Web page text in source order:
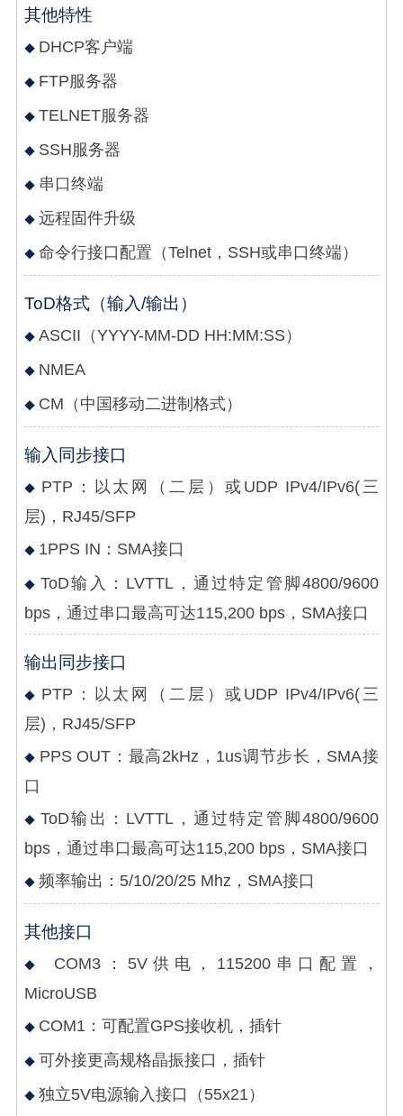
其他特性
DHCP客户端
FTP服务器
TELNET服务器
SSH服务器
串口终端
远程固件升级
命令行接口配置（Telnet，SSH或串口终端）
ToD格式（输入/输出）
ASCII（YYYY-MM-DD HH:MM:SS）
NMEA
CM（中国移动二进制格式）
输入同步接口
PTP：以太网（二层）或UDP IPv4/IPv6(三
层)，RJ45/SFP
1PPS IN：SMA接口
ToD输入：LVTTL，通过特定管脚4800/9600
bps，通过串口最高可达115,200 bps，SMA接口
输出同步接口
PTP：以太网（二层）或UDP IPv4/IPv6(三
层)，RJ45/SFP
PPS OUT：最高2kHz，1us调节步长，SMA接
口
ToD输出：LVTTL，通过特定管脚4800/9600
bps，通过串口最高可达115,200 bps，SMA接口
频率输出：5/10/20/25 Mhz，SMA接口
其他接口
COM3：5V供电，115200串口配置，
MicroUSB
COM1：可配置GPS接收机，插针
可外接更高规格晶振接口，插针
独立5V电源输入接口（55x21）